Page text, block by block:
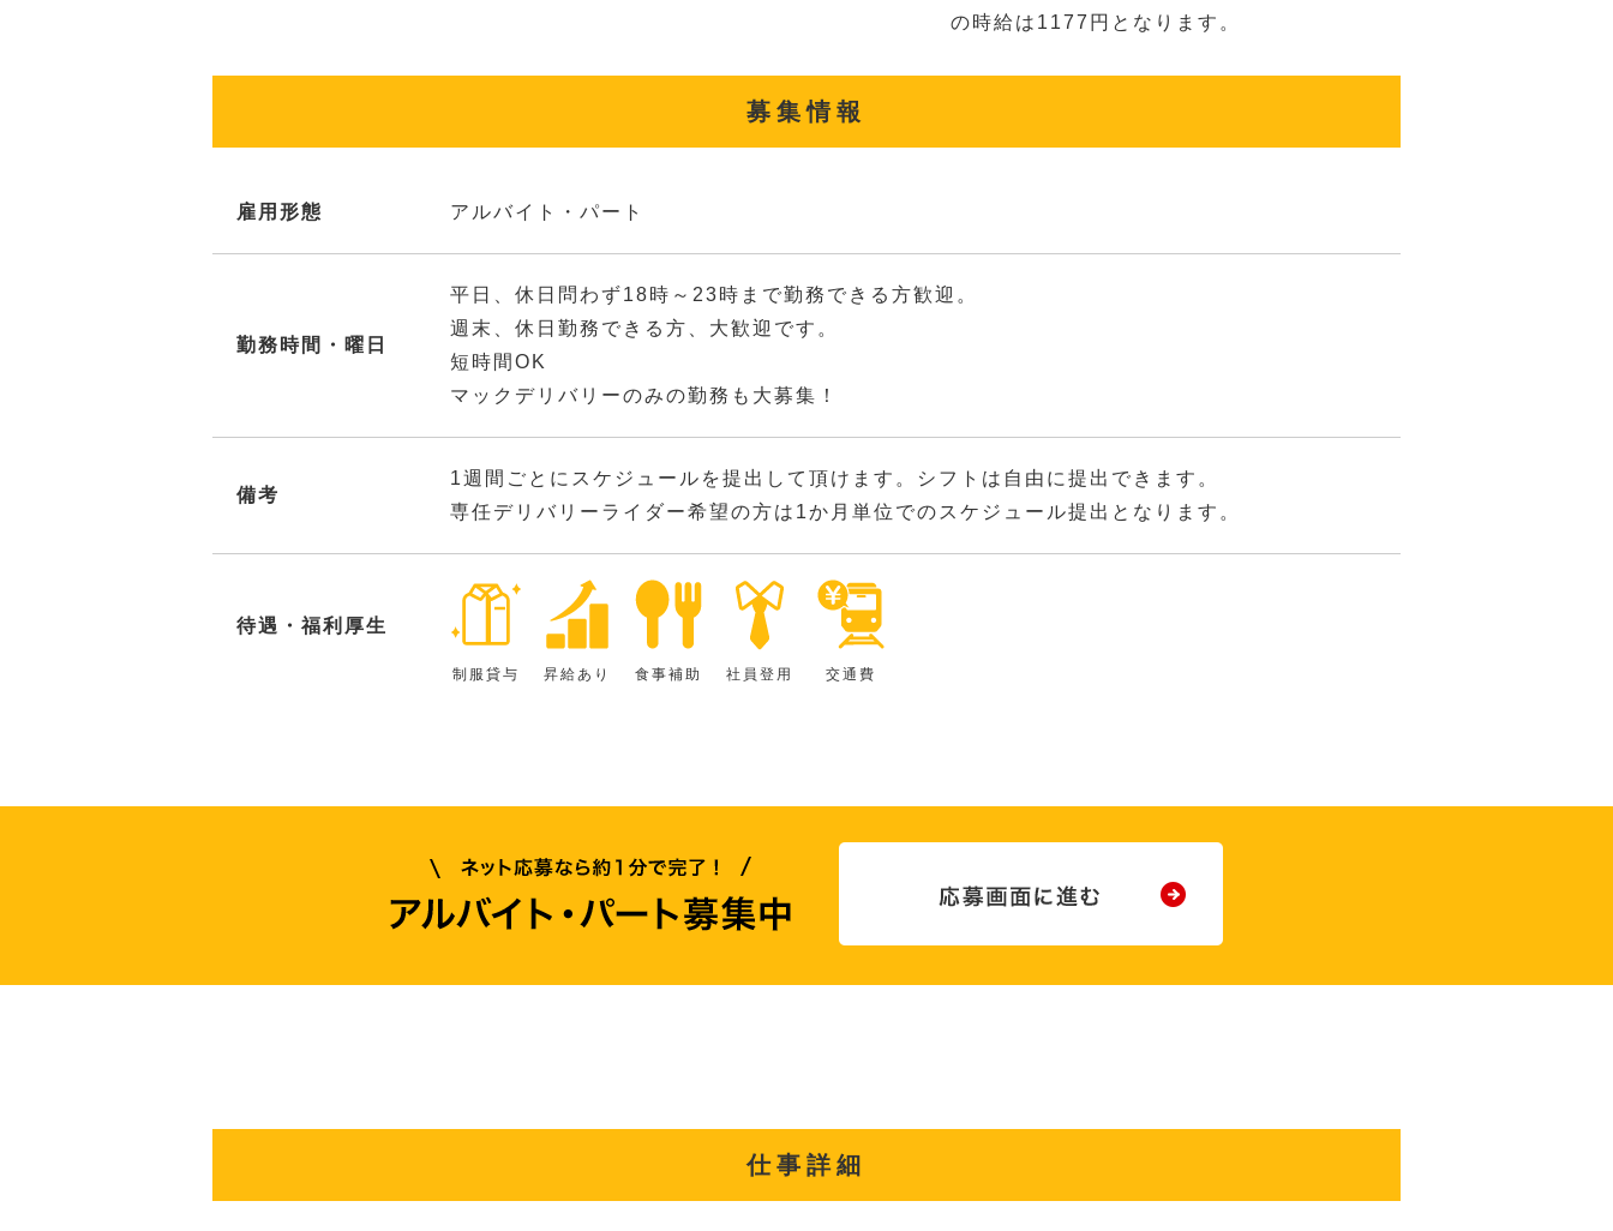
の時給は1177円となります。
募集情報
雇用形態 アルバイト・パート
勤務時間・曜日
平日、休日問わず18時～23時まで勤務できる方歓迎。
週末、休日勤務できる方、大歓迎です。
短時間OK
マックデリバリーのみの勤務も大募集！
備考
1週間ごとにスケジュールを提出して頂けます。シフトは自由に提出できます。
専任デリバリーライダー希望の方は1か月単位でのスケジュール提出となります。
待遇・福利厚生
制服貸与 昇給あり 食事補助 社員登用 交通費
仕事詳細